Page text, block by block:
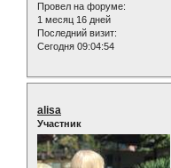
Провел на форуме:
1 месяц 16 дней
Последний визит:
Сегодня 09:04:54
alisa
Участник